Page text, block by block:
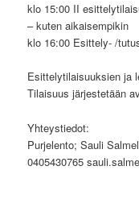
klo 15:00 II
– kuten aikaisempikin
klo 16:00 Esittely- /
Esittelytilaisuuksien ja
Tilaisuus järjestetään
Yhteystiedot:
Purjelento; Sauli
0405430765